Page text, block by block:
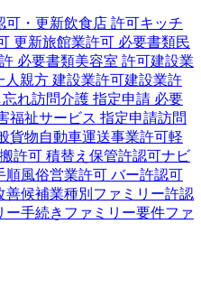
可・更新飲食店 許可キッチ
更新旅館業許可 必要書類民
必要書類美容室 許可建設業
人親方 建設業許可建設業許
れ訪問介護 指定申請 必要
福祉サービス 指定申請訪問
貨物自動車運送事業許可軽
許可 積替え保管許認可ナビ
順風俗営業許可 バー許認可
善候補業種別ファミリー許認
ー手続きファミリー要件ファ